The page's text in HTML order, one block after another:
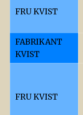
FRU KVIST
FABRIKANT
KVIST
FRU KVIST